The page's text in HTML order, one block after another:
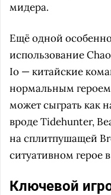
мидера.
Ещё одной
использование
Io — китайские
нормальным
может сыграть как
вроде Tidehunter,
на сплитпушащей
ситуативном герое
Ключевой